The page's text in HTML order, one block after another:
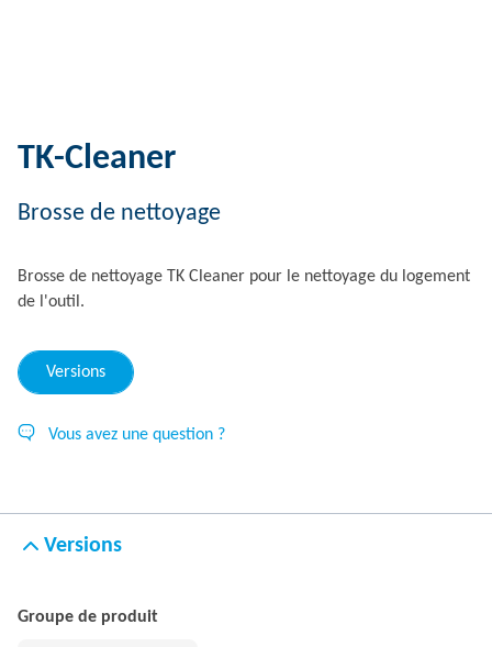
TK-Cleaner
Brosse de nettoyage
Brosse de nettoyage TK Cleaner pour le nettoyage du logement
de l'outil.
Versions
Vous avez une question ?
Versions
Groupe de produit